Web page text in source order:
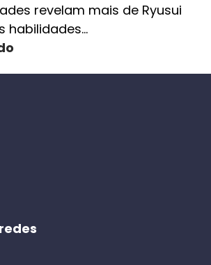
revelam mais de Ryusui
habilidades…